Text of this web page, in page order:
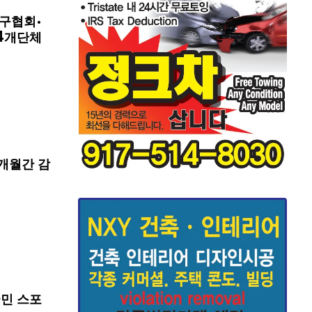
협회·
단체
월간 감
스포